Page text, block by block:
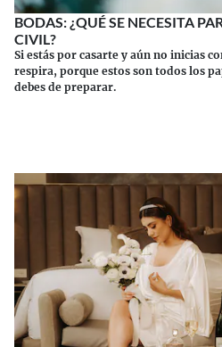
BODAS: ¿QUÉ SE NECESITA
CIVIL?
Si estás por casarte y aún no inicias
respira, porque estos son todos los
debes de preparar.